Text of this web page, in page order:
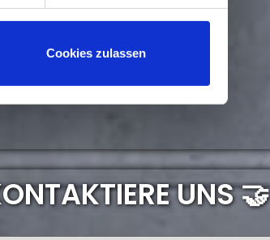
Cookies zulassen
UNS 🤝